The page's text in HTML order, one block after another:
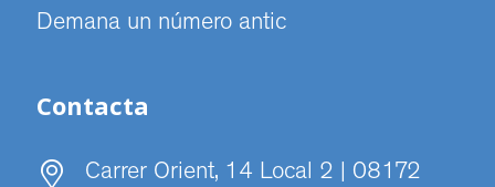
Demana un número antic
Contacta
Carrer Orient, 14 Local 2 | 08172